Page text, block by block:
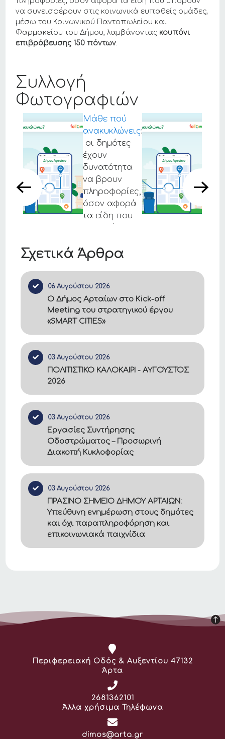
Σχετικά Άρθρα
06 Αυγούστου 2026
Ο Δήμος Αρταίων στο Kick-off
Meeting του στρατηγικού έργου
«SMART CITIES»
03 Αυγούστου 2026
ΠΟΛΙΤΙΣΤΙΚΟ ΚΑΛΟΚΑΙΡΙ - ΑΥΓΟΥΣΤΟΣ
2026
03 Αυγούστου 2026
Εργασίες Συντήρησης
Οδοστρώματος – Προσωρινή
Διακοπή Κυκλοφορίας
03 Αυγούστου 2026
ΠΡΑΣΙΝΟ ΣΗΜΕΙΟ ΔΗΜΟΥ ΑΡΤΑΙΩΝ:
Υπεύθυνη ενημέρωση στους δημότες
και όχι παραπληροφόρηση και
επικοινωνιακά παιχνίδια
να συνεισφέρουν στις κοινωνικά ευπαθείς ομάδες,
μέσω του Κοινωνικού Παντοπωλείου και
Φαρμακείου του Δήμου, λαμβάνοντας κουπόνι
επιβράβευσης 150 πόντων.
Συλλογή
Φωτογραφιών
Μάθε πού
ανακυκλώνεις»
οι δημότες
έχουν
δυνατότητα
να βρουν
πληροφορίες,
όσον αφορά
τα είδη που
στις
ομάδες, μέσω
του
Κοινωνικού
Παντοπωλείου
και
του Δήμου,
λαμβάνοντας
επιβράβευσης
Μάθε πού
ανακυκλώνεις»
οι δημότες
τα είδη που
συνεισφέρουν
στις
κοινωνικά
ευπαθείς
ομάδες, μέσω
του
Παντοπωλείου
Διεύθυνση:
Περιφερειακή Οδός & Αυξεντίου 47132
Άρτα
Τηλέφωνο:
2681362101
Άλλα χρήσιμα Τηλέφωνα
Email:
dimos@arta.gr